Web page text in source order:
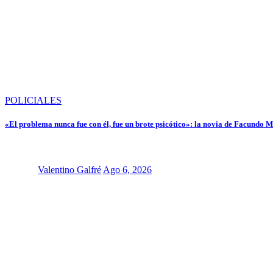
POLICIALES
«El problema nunca fue con él, fue un brote psicótico»: la novia de Facundo
Valentino GalfréAgo 6, 2026